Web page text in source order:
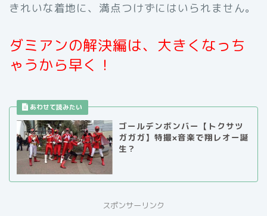
きれいな着地に、満点つけずにはいられません。
ダミアンの解決編は、大きくなっち
ゃうから早く！
ゴールデンボンバー【トクサツ
ガガガ】特撮×音楽で翔レオー誕
生？
スポンサーリンク